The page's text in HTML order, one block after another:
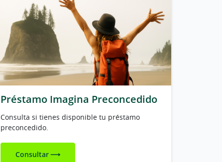
Préstamo Imagina Preconcedido
Consulta si tienes disponible tu préstamo
preconcedido.
Consultar